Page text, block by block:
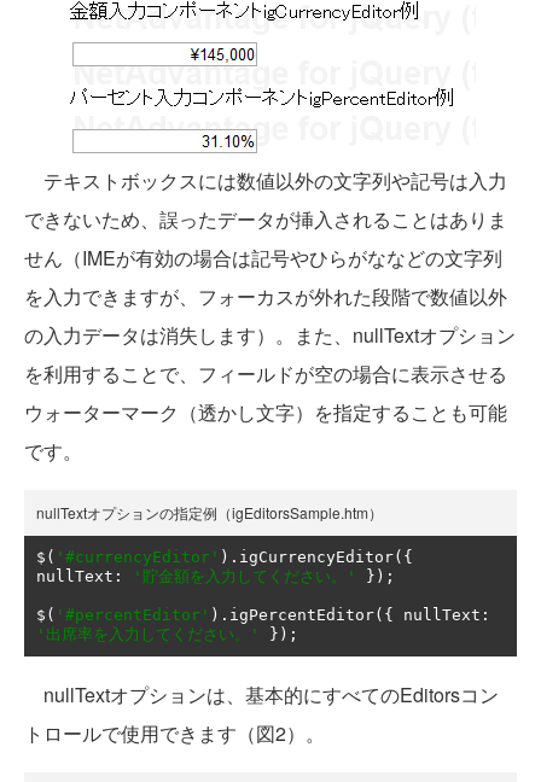
テキストボックスには数値以外の文字列や記号は入力
できないため、誤ったデータが挿入されることはありま
せん（IMEが有効の場合は記号やひらがななどの文字列
を入力できますが、フォーカスが外れた段階で数値以外
の入力データは消失します）。また、nullTextオプション
を利用することで、フィールドが空の場合に表示させる
ウォーターマーク（透かし文字）を指定することも可能
です。
nullTextオプションの指定例（igEditorsSample.htm）
$ ( '#currencyEditor' ). igCurrencyEditor({
nullText : '貯金額を入力してください。' });
$ ( '#percentEditor' ). igPercentEditor({ nullText :
'出席率を入力してください。'
});
nullTextオプションは、基本的にすべてのEditorsコン
トロールで使用できます（図2）。